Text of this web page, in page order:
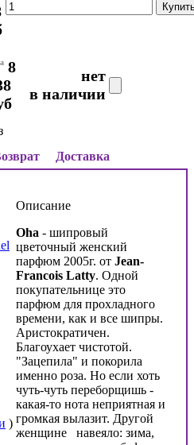
8
нет
в наличии
Доставка
)
Описание
Oha - шипровый
цветочный женский
парфюм 2005г. от Jean-
Francois Latty. Одной
покупательнице это
парфюм для прохладного
времени, как и все шипры.
Аристократичен.
Благоухает чистотой.
"Зацепила" и покорила
именно роза. Но если хоть
чуть-чуть переборщишь -
какая-то нота неприятная и
громкая вылазит. Другой
женщине навеяло: зима,